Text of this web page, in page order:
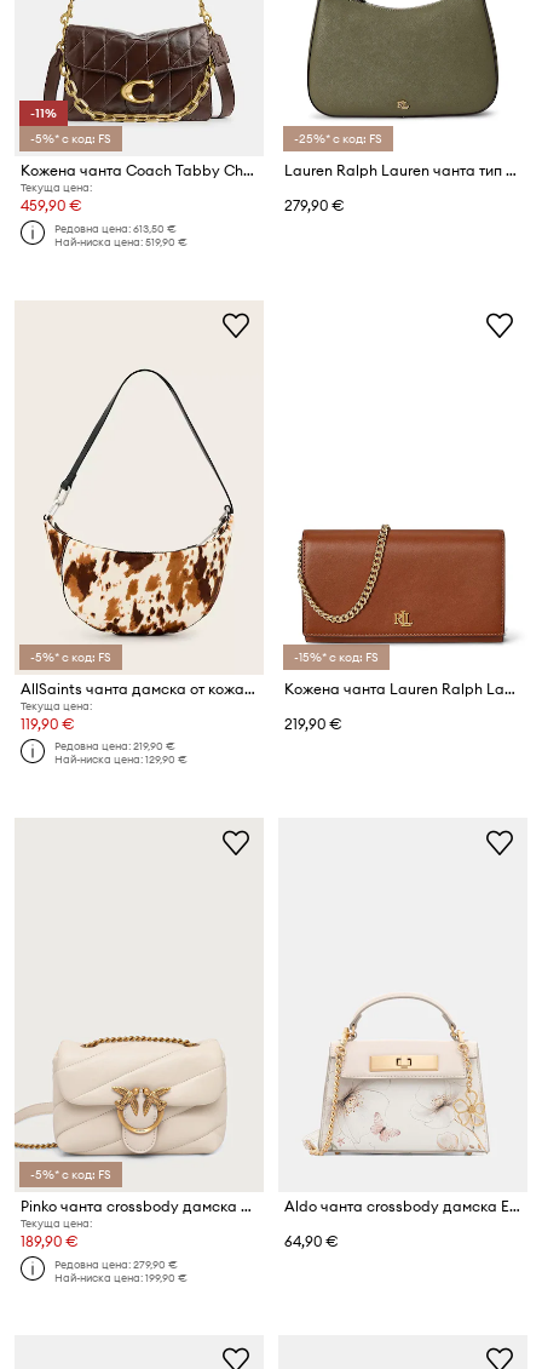
-11%
-5%* с код: FS
Кожена чанта Coach Tabby Chain Shoulder Bag With Quilting
Текуща цена:
459,90 €
Редовна цена:613,50 €
Най-ниска цена:519,90 €
-25%* с код: FS
Lauren Ralph Lauren чанта тип хобо дамска от кожа
279,90 €
-5%* с код: FS
AllSaints чанта дамска от кожа LUNA
Текуща цена:
119,90 €
Редовна цена:219,90 €
Най-ниска цена:129,90 €
-15%* с код: FS
Кожена чанта Lauren Ralph Lauren
219,90 €
-5%* с код: FS
Pinko чанта crossbody дамска от кожа
Текуща цена:
189,90 €
Редовна цена:279,90 €
Най-ниска цена:199,90 €
Aldo чанта crossbody дамска ELIARA
64,90 €